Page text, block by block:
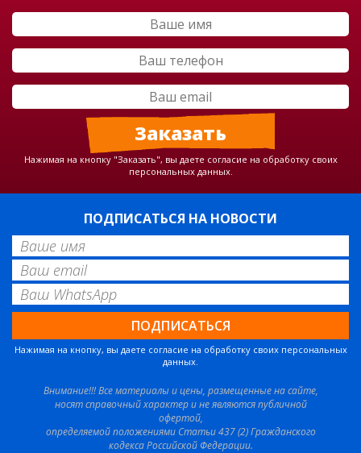
Нажимая на кнопку "Заказать", вы даете согласие на обработку своих
персональных данных.
ПОДПИСАТЬСЯ НА НОВОСТИ
Нажимая на кнопку, вы даете согласие на обработку своих персональных
данных.
Внимание!!! Все материалы и цены, размещенные на сайте,
носят справочный характер и не являются публичной
офертой,
определяемой положениями Статьи 437 (2) Гражданского
кодекса Российской Федерации.